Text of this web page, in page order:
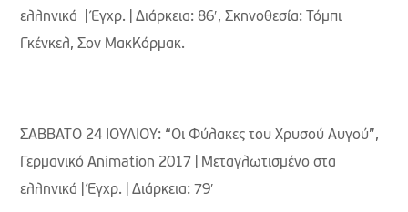
ελληνικά | Έγχρ. | Διάρκεια: 86′, Σκηνοθεσία: Τόμπι
Γκένκελ, Σον ΜακΚόρμακ.
ΣΑΒΒΑΤΟ 24 ΙΟΥΛΙΟΥ: “Οι Φύλακες του Χρυσού Αυγού”,
Γερμανικό Animation 2017 | Μεταγλωτισμένο στα
ελληνικά | Έγχρ. | Διάρκεια: 79′